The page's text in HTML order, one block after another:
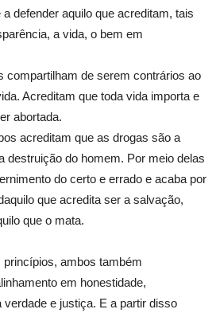
defender aquilo que acreditam, tais
a vida, o bem em
compartilham de serem contrários ao
Acreditam que toda vida importa e
abortada.
acreditam que as drogas são a
destruição do homem. Por meio delas
do certo e errado e acaba por
que acredita ser a salvação,
que o mata.
ambos também
em honestidade,
e justiça. E a partir disso